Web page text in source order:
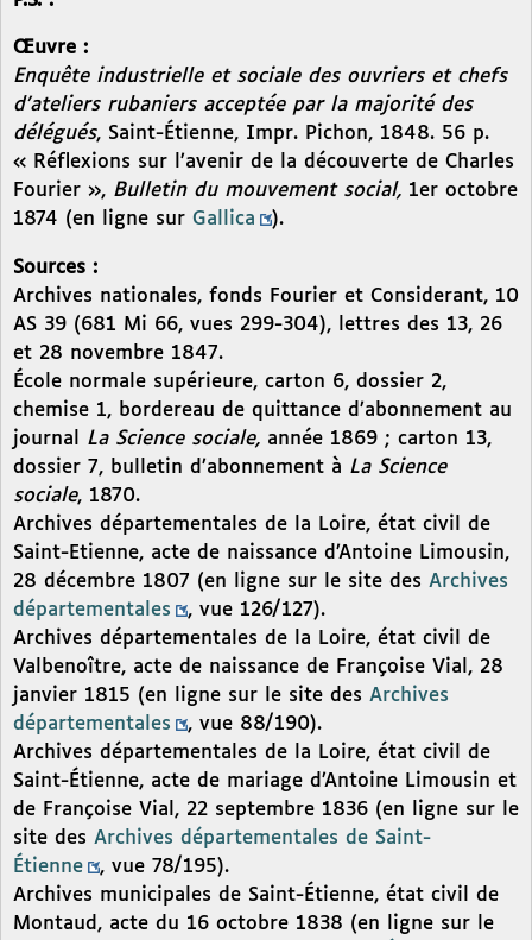
Œuvre :
Enquête industrielle et sociale des ouvriers et chefs
d’ateliers rubaniers acceptée par la majorité des
délégués, Saint-Étienne, Impr. Pichon, 1848. 56 p.
« Réflexions sur l’avenir de la découverte de Charles
Fourier », Bulletin du mouvement social, 1er octobre
1874 (en ligne sur Gallica ).
Sources :
Archives nationales, fonds Fourier et Considerant, 10
AS 39 (681 Mi 66, vues 299-304), lettres des 13, 26
et 28 novembre 1847.
École normale supérieure, carton 6, dossier 2,
chemise 1, bordereau de quittance d’abonnement au
journal La Science sociale, année 1869 ; carton 13,
dossier 7, bulletin d’abonnement à La Science
sociale, 1870.
Archives départementales de la Loire, état civil de
Saint-Etienne, acte de naissance d’Antoine Limousin,
28 décembre 1807 (en ligne sur le site des Archives
départementales
, vue 126/127).
Archives départementales de la Loire, état civil de
Valbenoître, acte de naissance de Françoise Vial, 28
janvier 1815 (en ligne sur le site des Archives
départementales
, vue 88/190).
Archives départementales de la Loire, état civil de
Saint-Étienne, acte de mariage d’Antoine Limousin et
de Françoise Vial, 22 septembre 1836 (en ligne sur le
site des Archives départementales de Saint-
Étienne
, vue 78/195).
Archives municipales de Saint-Étienne, état civil de
Montaud, acte du 16 octobre 1838 (en ligne sur le